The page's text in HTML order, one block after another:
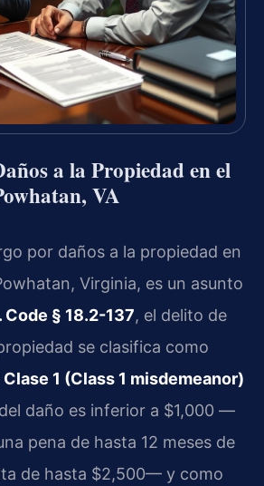
a la Propiedad en el
VA
por daños a la propiedad en
Virginia, es un asunto
Code § 18.2-137, el delito de
se clasifica como
1 (Class 1 misdemeanor)
daño es inferior a $1,000 —
pena de hasta 12 meses de
de hasta $2,500— y como